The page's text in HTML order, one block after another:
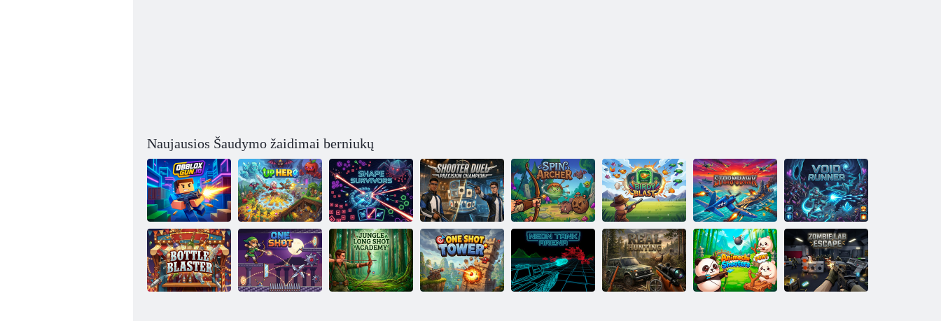
Naujausios Šaudymo žaidimai berniukų
Obblox
pistoletas. io
Aukštyn
Herojus
Shape Survivors
Šaulių dvikova:
tikslumo
čempionas
Sukimo
lankininkas
Birdy sprogimas Stormhawk Tuščias bėgikas